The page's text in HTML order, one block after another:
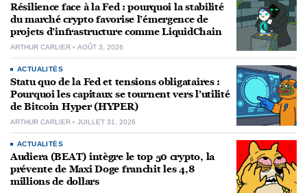
Résilience face à la Fed : pourquoi la stabilité
du marché crypto favorise l’émergence de
projets d’infrastructure comme LiquidChain
ARTHUR CARLIER AOÛT 3, 2026
ACTUALITÉS
Statu quo de la Fed et tensions obligataires :
Pourquoi les capitaux se tournent vers l’utilité
de Bitcoin Hyper (HYPER)
ARTHUR CARLIER JUILLET 31, 2026
ACTUALITÉS
Audiera (BEAT) intègre le top 50 crypto, la
prévente de Maxi Doge franchit les 4,8
millions de dollars